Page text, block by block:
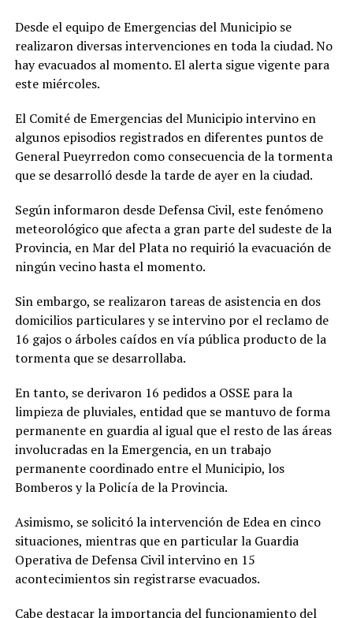
Desde el equipo de Emergencias del Municipio se
realizaron diversas intervenciones en toda la ciudad. No
hay evacuados al momento. El alerta sigue vigente para
este miércoles.
El Comité de Emergencias del Municipio intervino en
algunos episodios registrados en diferentes puntos de
General Pueyrredon como consecuencia de la tormenta
que se desarrolló desde la tarde de ayer en la ciudad.
Según informaron desde Defensa Civil, este fenómeno
meteorológico que afecta a gran parte del sudeste de la
Provincia, en Mar del Plata no requirió la evacuación de
ningún vecino hasta el momento.
Sin embargo, se realizaron tareas de asistencia en dos
domicilios particulares y se intervino por el reclamo de
16 gajos o árboles caídos en vía pública producto de la
tormenta que se desarrollaba.
En tanto, se derivaron 16 pedidos a OSSE para la
limpieza de pluviales, entidad que se mantuvo de forma
permanente en guardia al igual que el resto de las áreas
involucradas en la Emergencia, en un trabajo
permanente coordinado entre el Municipio, los
Bomberos y la Policía de la Provincia.
Asimismo, se solicitó la intervención de Edea en cinco
situaciones, mientras que en particular la Guardia
Operativa de Defensa Civil intervino en 15
acontecimientos sin registrarse evacuados.
Cabe destacar la importancia del funcionamiento del